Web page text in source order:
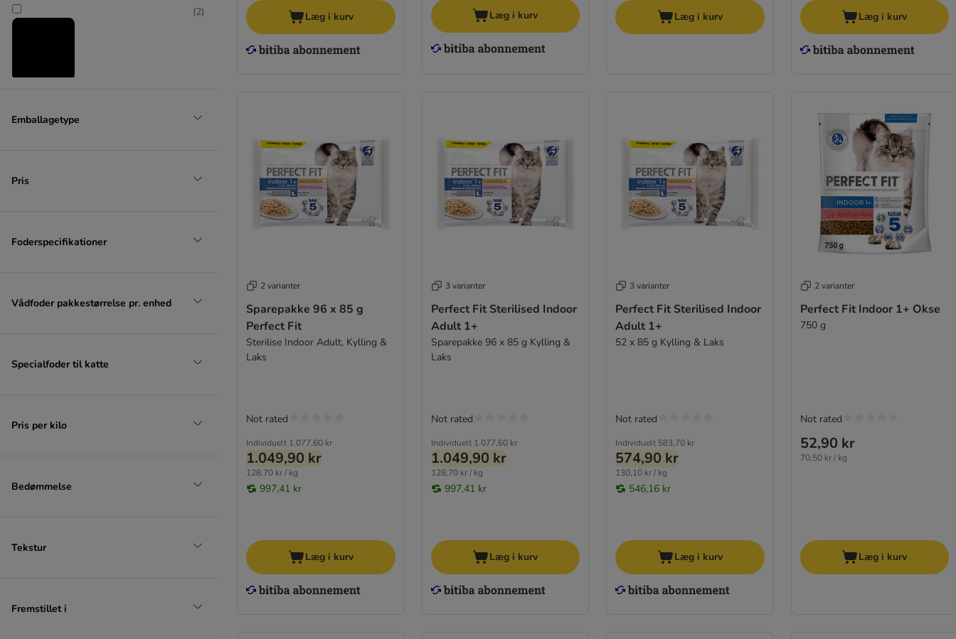
Kornfrit
(2)
Emballagetype
Pris
Foderspecifikationer
Vådfoder pakkestørrelse pr. enhed
Specialfoder til katte
Pris per kilo
Bedømmelse
Tekstur
Fremstillet i
Læg i kurv Læg i kurv Læg i kurv Læg i kurv
2 varianter
Sparepakke 96 x 85 g
Perfect Fit
Sterilise Indoor Adult, Kylling &
Laks
Individuelt 1.077,60 kr
1.049,90 kr
128,70 kr / kg
997,41 kr
Not rated
Læg i kurv
3 varianter
Perfect Fit Sterilised Indoor
Adult 1+
Sparepakke 96 x 85 g Kylling &
Laks
Individuelt 1.077,60 kr
1.049,90 kr
128,70 kr / kg
997,41 kr
Not rated
Læg i kurv
3 varianter
Perfect Fit Sterilised Indoor
Adult 1+
52 x 85 g Kylling & Laks
Individuelt 583,70 kr
574,90 kr
130,10 kr / kg
546,16 kr
Not rated
Læg i kurv
2 varianter
Perfect Fit Indoor 1+ Okse
750 g
52,90 kr
70,50 kr / kg
Not rated
Læg i kurv